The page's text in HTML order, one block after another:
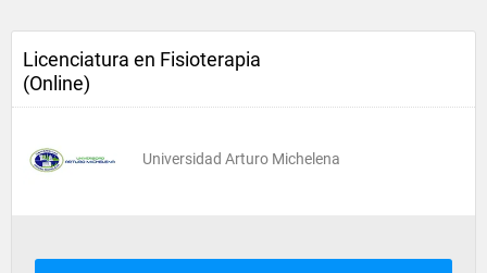
Licenciatura en Fisioterapia
(Online)
Universidad Arturo Michelena